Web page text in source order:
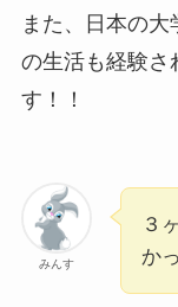
また、日本の
の生活も経験さ
す！！
みんす
３
か